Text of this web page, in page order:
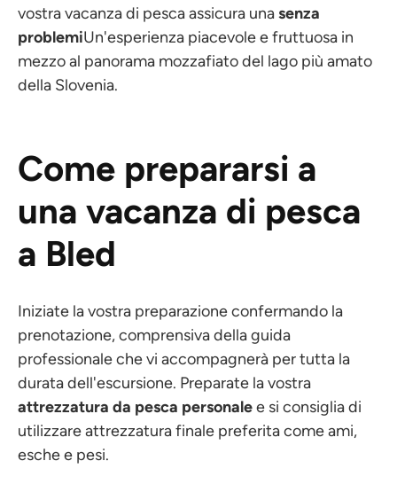
vostra vacanza di pesca assicura unasenza
problemiUn'esperienza piacevole e fruttuosa in
mezzo al panorama mozzafiato del lago più amato
della Slovenia.
Come prepararsi a
una vacanza di pesca
a Bled
Iniziate la vostra preparazione confermando la
prenotazione, comprensiva della guida
professionale che vi accompagnerà per tutta la
durata dell'escursione. Preparate la vostra
attrezzatura da pesca personalee si consiglia di
utilizzare attrezzatura finale preferita come ami,
esche e pesi.